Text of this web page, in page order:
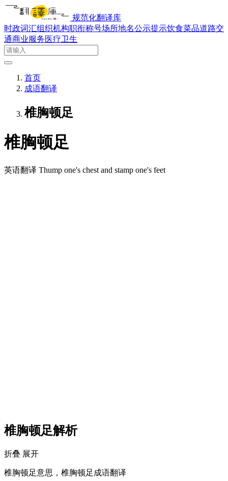
规范化翻译库
时政词汇组织机构职衔称号场所地名公示提示饮食菜品道路交
通商业服务医疗卫生
首页
成语翻译
椎胸顿足
椎胸顿足
英语翻译 Thump one's chest and stamp one's feet
椎胸顿足解析
折叠 展开
椎胸顿足意思，椎胸顿足成语翻译